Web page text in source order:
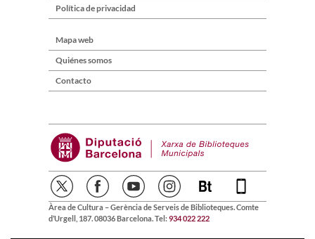
Política de privacidad
Mapa web
Quiénes somos
Contacto
Àrea de Cultura – Gerència de Serveis de Biblioteques. Comte
d’Urgell, 187. 08036 Barcelona. Tel:934 022 222